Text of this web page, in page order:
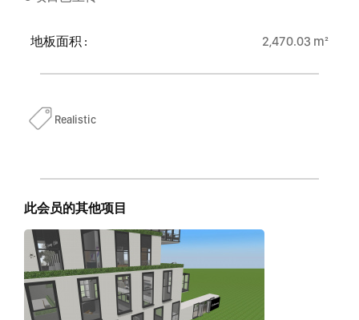
地板面积 : 2,470.03 m²
Realistic
此会员的其他项目